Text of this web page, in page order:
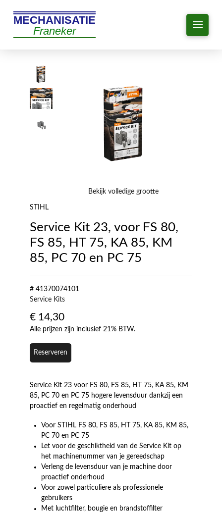
MECHANISATIE
Franeker
Bekijk volledige grootte
STIHL
Service Kit 23, voor FS 80,
FS 85, HT 75, KA 85, KM
85, PC 70 en PC 75
# 41370074101
Service Kits
€ 14,30
Alle prijzen zijn inclusief 21% BTW.
Reserveren
Service Kit 23 voor FS 80, FS 85, HT 75, KA 85, KM
85, PC 70 en PC 75 hogere levensduur dankzij een
proactief en regelmatig onderhoud
Voor STIHL FS 80, FS 85, HT 75, KA 85, KM 85,
PC 70 en PC 75
Let voor de geschiktheid van de Service Kit op
het machinenummer van je gereedschap
Verleng de levensduur van je machine door
proactief onderhoud
Voor zowel particuliere als professionele
gebruikers
Met luchtfilter, bougie en brandstoffilter